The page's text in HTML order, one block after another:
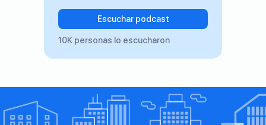
Escuchar podcast
10K personas lo escucharon